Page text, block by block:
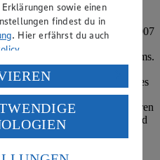
Ich darf mich als stolzen
Märkte vorstellen. Seit 2007
sowie in der St.-
mit meinen starken Teams.
wohn- und gerne
sehr im Fokus. Um dies
die eigenen Ideen zu
vor nunmehr über 16 Jahren
Heimat führen zu wollen und
sowie einen
findest du in
. Hier erfährst du auch
.
Daten in den
willigst du im Sinne
a) DSGVO ein, dass deine
werden. Der EuGH sieht
europäischen